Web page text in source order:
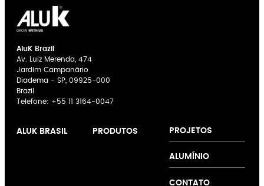
AluK Brazil
Av. Luiz Merenda, 474
Jardim Campanário
Diadema - SP, 09925-000
Brazil
Telefone: +55 11 3164-0047
ALUK BRASIL PRODUTOS PROJETOS
ALUMÍNIO
CONTATO